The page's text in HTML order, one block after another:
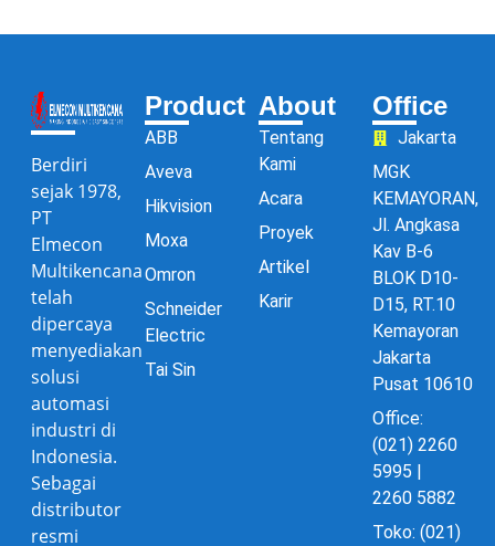
Berdiri
sejak 1978,
PT
Elmecon
Multikencana
telah
dipercaya
menyediakan
solusi
automasi
industri di
Indonesia.
Sebagai
distributor
resmi
Product
ABB
Aveva
Hikvision
Moxa
Omron
Schneider
Electric
Tai Sin
About
Tentang
Kami
Acara
Proyek
Artikel
Karir
Office
Jakarta
MGK
KEMAYORAN,
Jl. Angkasa
Kav B-6
BLOK D10-
D15, RT.10
Kemayoran
Jakarta
Pusat 10610
Office:
(021) 2260
5995 |
2260 5882
Toko: (021)